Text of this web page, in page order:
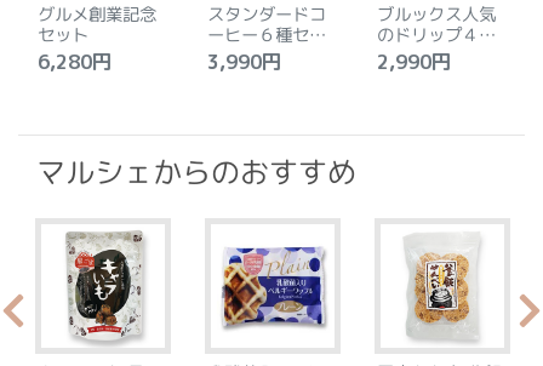
グルメ創業記念
セット
6,280円
スタンダードコ
ーヒー６種セッ
ト
3,990円
ブルックス人気
のドリップ４種
セット
2,990円
マルシェからのおすすめ